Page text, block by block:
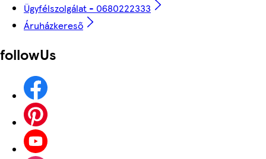
Ügyfélszolgálat - 0680222333
Áruházkereső
followUs